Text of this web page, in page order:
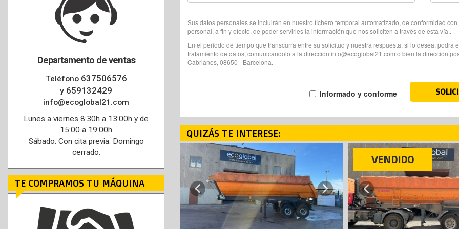
Departamento de ventas
Teléfono 637506576
y 659132429
info@ecoglobal21.com
Lunes a viernes 8:30h a 13:00h y de
15:00 a 19:00h
Sábado: Con cita previa. Domingo
cerrado.
TE COMPRAMOS TU MÁQUINA
Sus datos personales se incluirán en nuestro fichero temporal automatizado, de conformidad
personal, a fin y efecto, de poder servirles la información que nos soliciten a través de esta vía..
En el período de tiempo que transcurra entre su solicitud y nuestra respuesta, si lo desea,
tratamiento de datos, comunicándolo a la dirección info@ecoglobal21.com o bien la dirección
Cabrianes, 08650 - Barcelona.
Informado y conforme
QUIZÁS TE INTERESE:
Previous Next Previous
VENDIDO VENDIDO
VENDIDO